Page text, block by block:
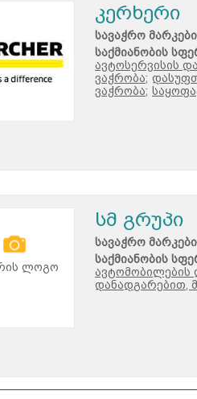
კერხერი
სავაჭრო
საქმიანობის
ავტოსერვისის
ვაჭრობა;
ვაჭრობა;
ლოგო
სმ გრუპი
სავაჭრო
საქმიანობის
ავტომობილების
დანადგარებით,